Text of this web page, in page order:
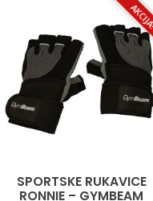
SPORTSKE RUKAVICE
RONNIE – GYMBEAM